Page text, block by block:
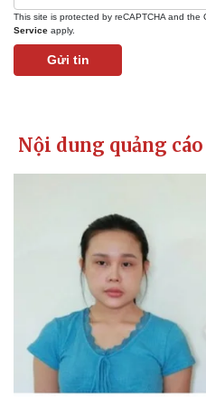
This site is protected by reCAPTCHA and the
Service apply.
Gửi tin